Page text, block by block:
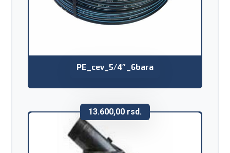
PE_cev_5/4″_6bara
13.600,00 rsd.